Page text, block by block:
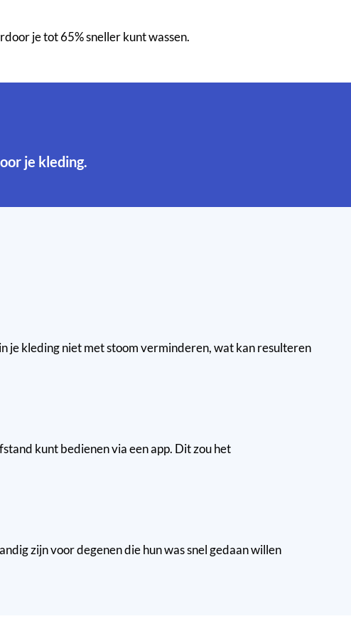
je tot 65% sneller kunt wassen.
je kleding.
je kleding niet met stoom verminderen, wat kan resulteren
kunt bedienen via een app. Dit zou het
zijn voor degenen die hun was snel gedaan willen